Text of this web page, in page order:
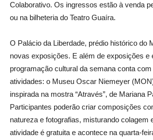
Colaborativo. Os ingressos estão à venda
ou na bilheteria do Teatro Guaíra.
O Palácio da Liberdade, prédio histórico do
novas exposições. E além de exposições e
programação cultural da semana conta
atividades: o Museu Oscar Niemeyer
inspirada na mostra “Através”, de Mariana
Participantes poderão criar composições
natureza e fotografias, misturando colagem
atividade é gratuita e acontece na quarta-